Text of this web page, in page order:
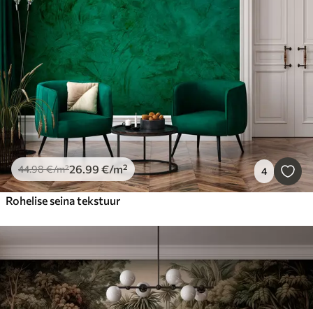
44.98€/m²26 .99 €/m² 4
Rohelise seina tekstuur